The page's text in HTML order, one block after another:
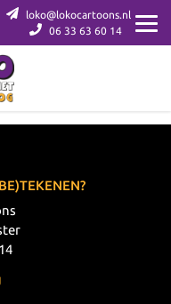
loko@lokocartoons.nl
06 33 63 60 14